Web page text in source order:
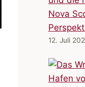
Nova
12. Juli